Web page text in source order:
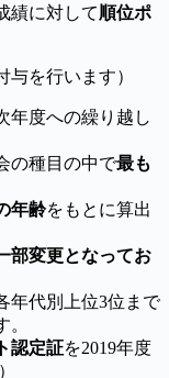
績に対して順位ポ
与を行います）
年度への繰り越し
の種目の中で最も
年齢をもとに算出
部変更となってお
年代別上位3位まで
認定証を2019年度